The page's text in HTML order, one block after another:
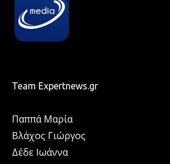
Team Expertnews.gr
Παππά Μαρία
Βλάχος Γιώργος
Δέδε Ιωάννα